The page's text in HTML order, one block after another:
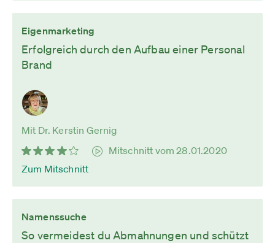
Eigenmarketing
Erfolgreich durch den Aufbau einer Personal
Brand
Mit Dr. Kerstin Gernig
Mitschnitt vom 28.01.2020
Zum Mitschnitt
Namenssuche
So vermeidest du Abmahnungen und schützt